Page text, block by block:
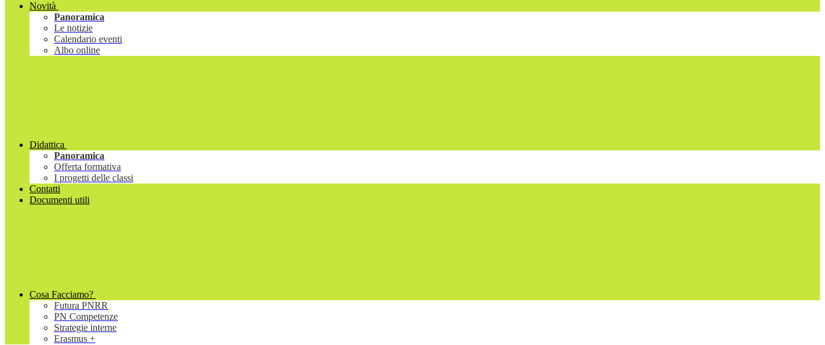
Novità
Panoramica
Le notizie
Calendario eventi
Albo online
Didattica
Panoramica
Offerta formativa
I progetti delle classi
Contatti
Documenti utili
Cosa Facciamo?
Futura PNRR
PN Competenze
Strategie interne
Erasmus +